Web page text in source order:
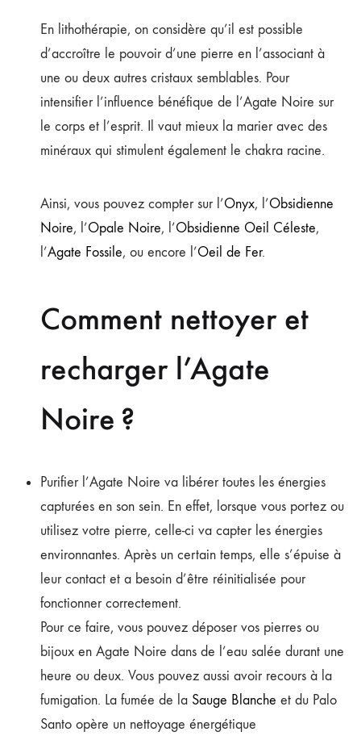
En lithothérapie, on considère qu’il est possible
d’accroître le pouvoir d’une pierre en l’associant à
une ou deux autres cristaux semblables. Pour
intensifier l’influence bénéfique de l’Agate Noire sur
le corps et l’esprit. Il vaut mieux la marier avec des
minéraux qui stimulent également le chakra racine.
Ainsi, vous pouvez compter sur l’Onyx, l’Obsidienne
Noire, l’Opale Noire, l’Obsidienne Oeil Céleste,
l’Agate Fossile, ou encore l’Oeil de Fer.
Comment nettoyer et
recharger l’Agate
Noire ?
Purifier l’Agate Noire va libérer toutes les énergies
capturées en son sein. En effet, lorsque vous portez ou
utilisez votre pierre, celle-ci va capter les énergies
environnantes. Après un certain temps, elle s’épuise à
leur contact et a besoin d’être réinitialisée pour
fonctionner correctement.
Pour ce faire, vous pouvez déposer vos pierres ou
bijoux en Agate Noire dans de l’eau salée durant une
heure ou deux. Vous pouvez aussi avoir recours à la
fumigation. La fumée de la Sauge Blanche et du Palo
Santo opère un nettoyage énergétique